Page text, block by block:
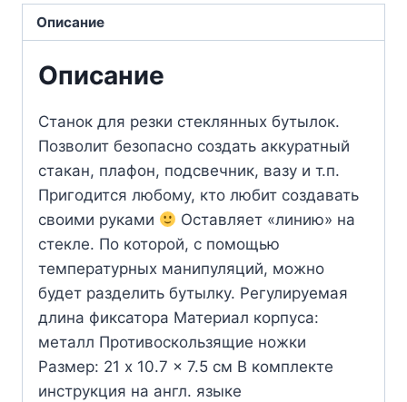
Описание
Описание
Станок для резки стеклянных бутылок.
Позволит безопасно создать аккуратный
стакан, плафон, подсвечник, вазу и т.п.
Пригодится любому, кто любит создавать
своими руками
Оставляет «линию» на
стекле. По которой, с помощью
температурных манипуляций, можно
будет разделить бутылку. Регулируемая
длина фиксатора Материал корпуса:
металл Противоскользящие ножки
Размер: 21 x 10.7 x 7.5 см В комплекте
инструкция на англ. языке